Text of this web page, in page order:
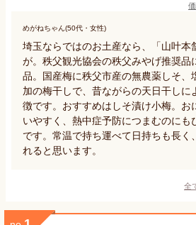
めがねちゃん(50代・女性)
埼玉ならではのお土産なら、「山叶本
が。秩父観光協会の秩父みやげ推奨品
品。国産梅に秩父市産の無農薬しそ、
加の梅干しで、昔ながらの天日干しに
徴です。おすすめはしそ漬け小梅。お
いやすく、熱中症予防につまむのにも
です。常温で持ち運べて日持ちも長く
れると思います。
全